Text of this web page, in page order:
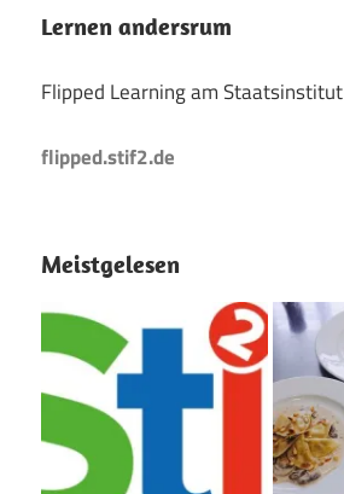
Lernen andersrum
Flipped Learning am Staatsinstitut
flipped.stif2.de
Meistgelesen